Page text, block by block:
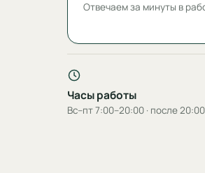
Отвечаем за минуты в
Часы работы
Вс–пт 7:00–20:00 · после